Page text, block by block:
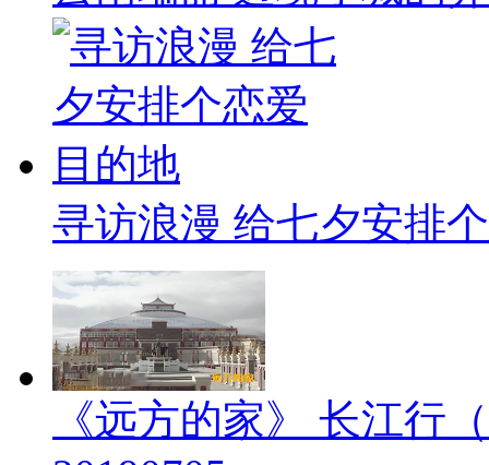
寻访浪漫 给七夕安排
《远方的家》 长江行